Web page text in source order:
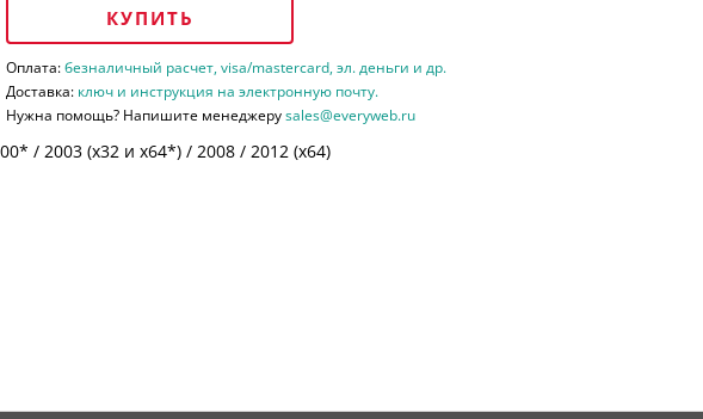
КУПИТЬ
Оплата:безналичный расчет, visa/mastercard, эл. деньги и др.
Доставка: ключ и инструкция на электронную почту.
Нужна помощь? Напишите менеджеруsales@everyweb.ru
/ 2003 (х32 и х64*) / 2008 / 2012 (х64)